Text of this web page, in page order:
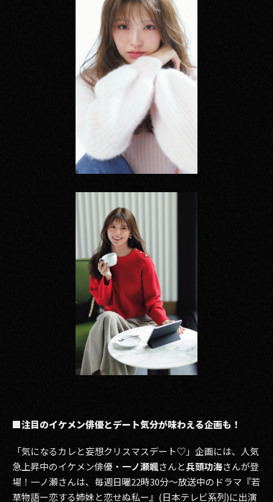
■注目のイケメン俳優とデート気分が味わえる企画も！
「気になるカレと妄想クリスマスデート♡」企画には、人気
急上昇中のイケメン俳優・ 一ノ瀬颯さんと兵頭功海さんが登
場！一ノ瀬さんは、毎週日曜22時30分〜放送中のドラマ『若
草物語ー恋する姉妹と恋せぬ私ー』(日本テレビ系列)に出演